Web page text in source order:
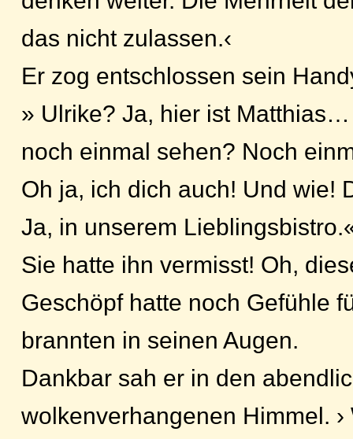
das nicht zulassen.‹
Er zog entschlossen sein
» Ulrike? Ja, hier ist
noch einmal sehen? Noch
Oh ja, ich dich auch! Und wie!
Ja, in unserem
Sie hatte ihn vermisst! Oh,
Geschöpf hatte noch Gefühle
brannten in seinen Augen.
Dankbar sah er in den
wolkenverhangenen Himmel.